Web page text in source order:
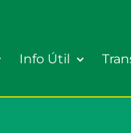
Info Útil